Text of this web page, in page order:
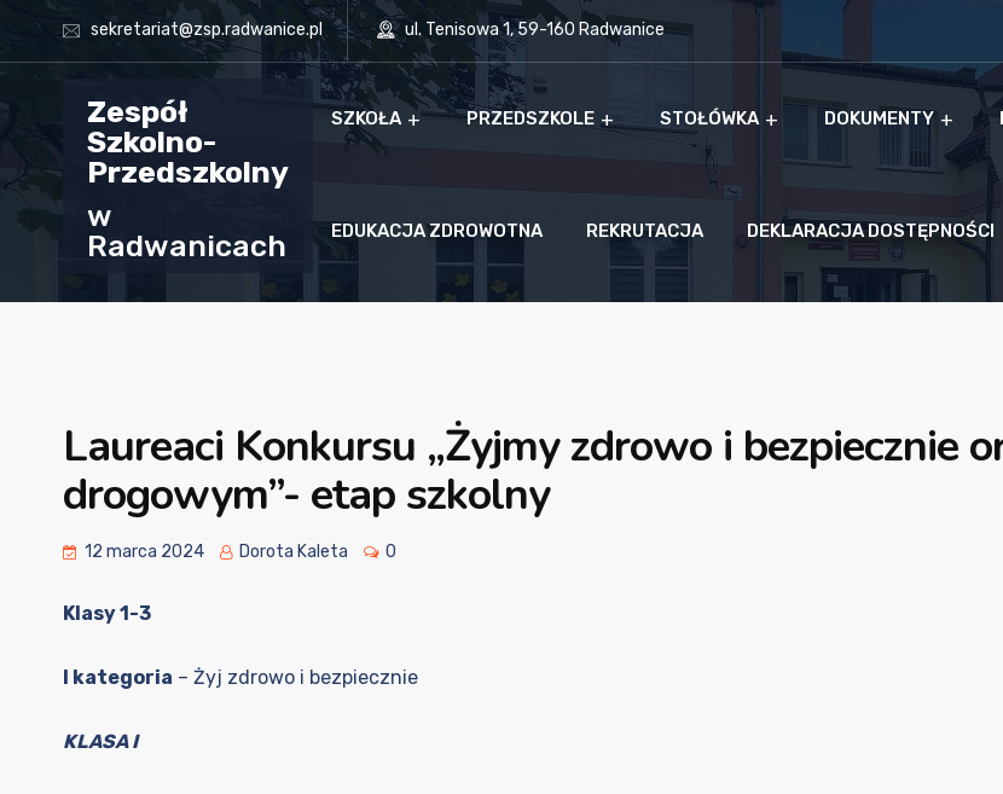
sekretariat@zsp.radwanice.pl ul. Tenisowa 1, 59-160 Radwanice
Zespół
Szkolno-
Przedszkolny
w
Radwanicach
SZKOŁA PRZEDSZKOLE STOŁÓWKA DOKUMENTY
EDUKACJA ZDROWOTNA REKRUTACJA DEKLARACJA DOSTĘPNOŚCI
Laureaci Konkursu „Żyjmy zdrowo i bezpiecznie
drogowym”- etap szkolny
12 marca 2024 Dorota Kaleta 0
Klasy 1-3
I kategoria – Żyj zdrowo i bezpiecznie
KLASA I